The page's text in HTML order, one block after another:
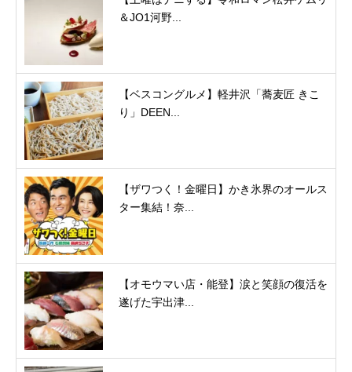
＆JO1河野...
【ベスコングルメ】軽井沢「蕎麦匠 きこ
り」DEEN...
【ザワつく！金曜日】かき氷界のオールス
ター集結！奈...
【オモウマい店・能登】涙と笑顔の復活を
遂げた宇出津...